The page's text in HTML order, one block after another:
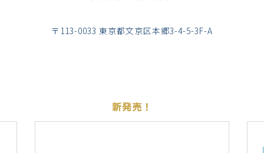
〒113-0033 東京都⽂京区本郷3-4-5-3F-A
新発売！